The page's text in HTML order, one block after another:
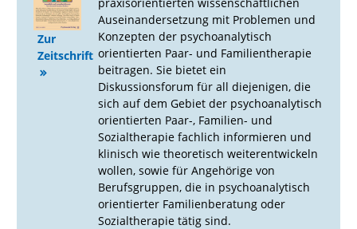
Zur
Zeitschrift
Auseinandersetzung mit Problemen und
Konzepten der psychoanalytisch
orientierten Paar- und Familientherapie
beitragen. Sie bietet ein
Diskussionsforum für all diejenigen, die
sich auf dem Gebiet der psychoanalytisch
orientierten Paar-, Familien- und
Sozialtherapie fachlich informieren und
klinisch wie theoretisch weiterentwickeln
wollen, sowie für Angehörige von
Berufsgruppen, die in psychoanalytisch
orientierter Familienberatung oder
Sozialtherapie tätig sind.